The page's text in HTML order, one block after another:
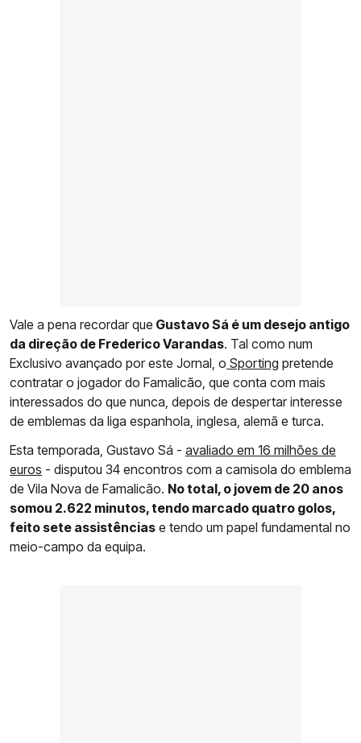
Vale a pena recordar que Gustavo Sá é um desejo antigo
da direção de Frederico Varandas. Tal como num
Exclusivo avançado por este Jornal, o Sporting pretende
contratar o jogador do Famalicão, que conta com mais
interessados do que nunca, depois de despertar interesse
de emblemas da liga espanhola, inglesa, alemã e turca.
Esta temporada, Gustavo Sá - avaliado em 16 milhões de
euros - disputou 34 encontros com a camisola do emblema
de Vila Nova de Famalicão. No total, o jovem de 20 anos
somou 2.622 minutos, tendo marcado quatro golos,
feito sete assistências e tendo um papel fundamental no
meio-campo da equipa.